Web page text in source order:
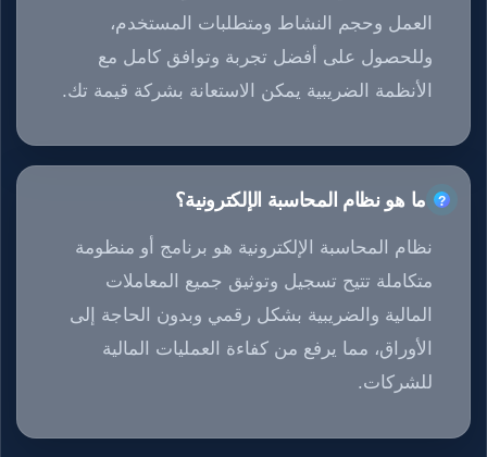
العمل وحجم النشاط ومتطلبات المستخدم،
وللحصول على أفضل تجربة وتوافق كامل مع
الأنظمة الضريبية يمكن الاستعانة بشركة قيمة تك.
ما هو نظام المحاسبة الإلكترونية؟
نظام المحاسبة الإلكترونية هو برنامج أو منظومة
متكاملة تتيح تسجيل وتوثيق جميع المعاملات
المالية والضريبية بشكل رقمي وبدون الحاجة إلى
الأوراق، مما يرفع من كفاءة العمليات المالية
للشركات.